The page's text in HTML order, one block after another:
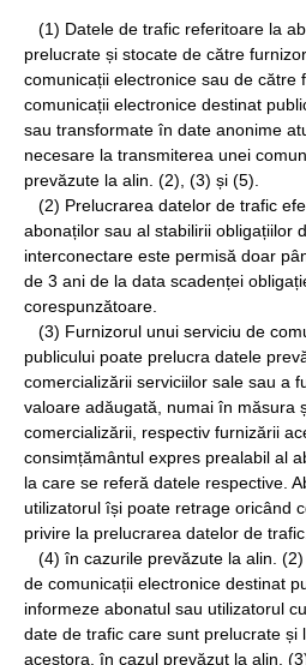
(1) Datele de trafic referitoare la
prelucrate și stocate de către
comunicații electronice sau de către
comunicații electronice destinat
sau transformate în date anonime
necesare la transmiterea unei
prevăzute la alin. (2), (3) și (5).
(2) Prelucrarea datelor de trafic
abonaților sau al stabilirii obligațiilor
interconectare este permisă doar
de 3 ani de la data scadenței
corespunzătoare.
(3) Furnizorul unui serviciu de
publicului poate prelucra datele
comercializării serviciilor sale sau a
valoare adăugată, numai în măsura
comercializării, respectiv furnizării
consimțământul expres prealabil al
la care se referă datele respective.
utilizatorul își poate retrage oricând
privire la prelucrarea datelor de trafic.
(4) în cazurile prevăzute la alin.
de comunicații electronice destinat
informeze abonatul sau utilizatorul
date de trafic care sunt prelucrate și
acestora. în cazul prevăzut la alin.